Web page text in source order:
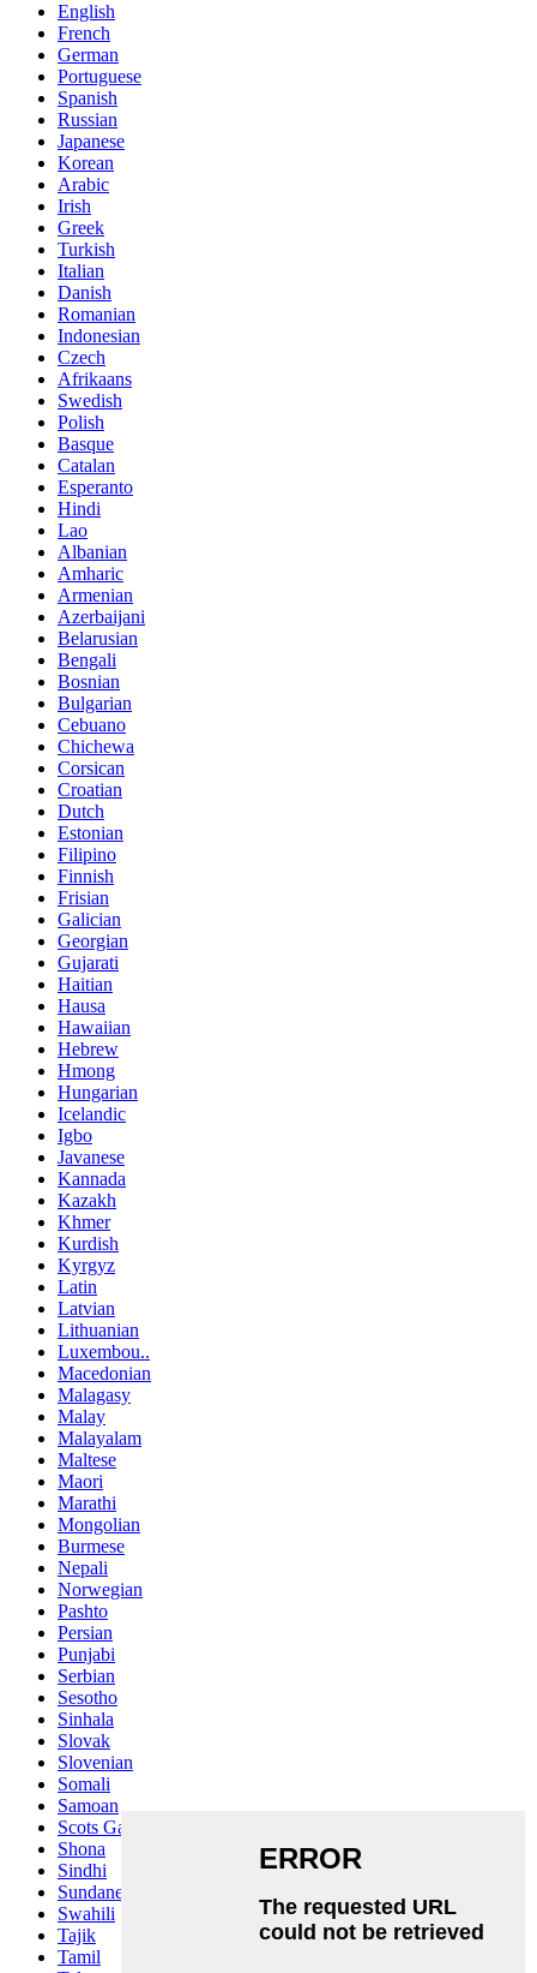
English
French
German
Portuguese
Spanish
Russian
Japanese
Korean
Arabic
Irish
Greek
Turkish
Italian
Danish
Romanian
Indonesian
Czech
Afrikaans
Swedish
Polish
Basque
Catalan
Esperanto
Hindi
Lao
Albanian
Amharic
Armenian
Azerbaijani
Belarusian
Bengali
Bosnian
Bulgarian
Cebuano
Chichewa
Corsican
Croatian
Dutch
Estonian
Filipino
Finnish
Frisian
Galician
Georgian
Gujarati
Haitian
Hausa
Hawaiian
Hebrew
Hmong
Hungarian
Icelandic
Igbo
Javanese
Kannada
Kazakh
Khmer
Kurdish
Kyrgyz
Latin
Latvian
Lithuanian
Luxembou..
Macedonian
Malagasy
Malay
Malayalam
Maltese
Maori
Marathi
Mongolian
Burmese
Nepali
Norwegian
Pashto
Persian
Punjabi
Serbian
Sesotho
Sinhala
Slovak
Slovenian
Somali
Samoan
Scots Gaelic
Shona
Sindhi
Sundanese
Swahili
Tajik
Tamil